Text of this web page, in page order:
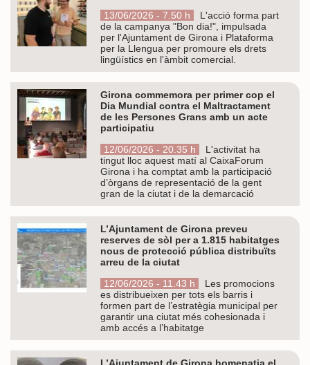
13/06/2026 - 7.50 h
L'acció forma part
de la campanya "Bon dia!", impulsada
per l'Ajuntament de Girona i Plataforma
per la Llengua per promoure els drets
lingüístics en l'àmbit comercial.
Girona commemora per primer cop el
Dia Mundial contra el Maltractament
de les Persones Grans amb un acte
participatiu
12/06/2026 - 20.35 h
L'activitat ha
tingut lloc aquest matí al CaixaForum
Girona i ha comptat amb la participació
d’òrgans de representació de la gent
gran de la ciutat i de la demarcació
L’Ajuntament de Girona preveu
reserves de sòl per a 1.815 habitatges
nous de protecció pública distribuïts
arreu de la ciutat
12/06/2026 - 11.43 h
Les promocions
es distribueixen per tots els barris i
formen part de l’estratègia municipal per
garantir una ciutat més cohesionada i
amb accés a l’habitatge
L’Ajuntament de Girona homenatja el